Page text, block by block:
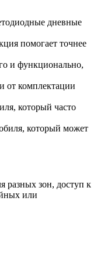
дневные
помогает точнее
и функционально,
от комплектации
который часто
который может
разных зон, доступ к
или